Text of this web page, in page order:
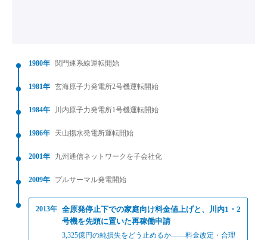
1980年 関門連系線運転開始
1981年 玄海原子力発電所2号機運転開始
1984年 川内原子力発電所1号機運転開始
1986年 天山揚水発電所運転開始
2001年 九州通信ネットワークを子会社化
2009年 プルサーマル発電開始
2013年 全原発停止下での家庭向け料金値上げと、川内1・2
号機を先頭に置いた再稼働申請
3,325億円の純損失をどう止めるか——料金改定・合理